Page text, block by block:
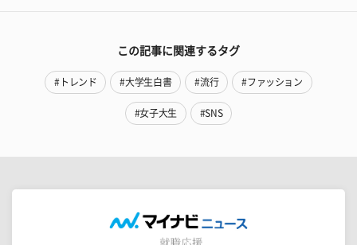
この記事に関連するタグ
#トレンド #大学生白書 #流行 #ファッション
#女子大生 #SNS